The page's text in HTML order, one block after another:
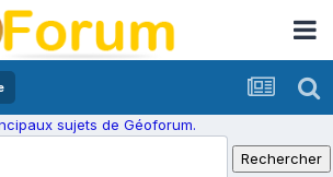
sujets de Géoforum.